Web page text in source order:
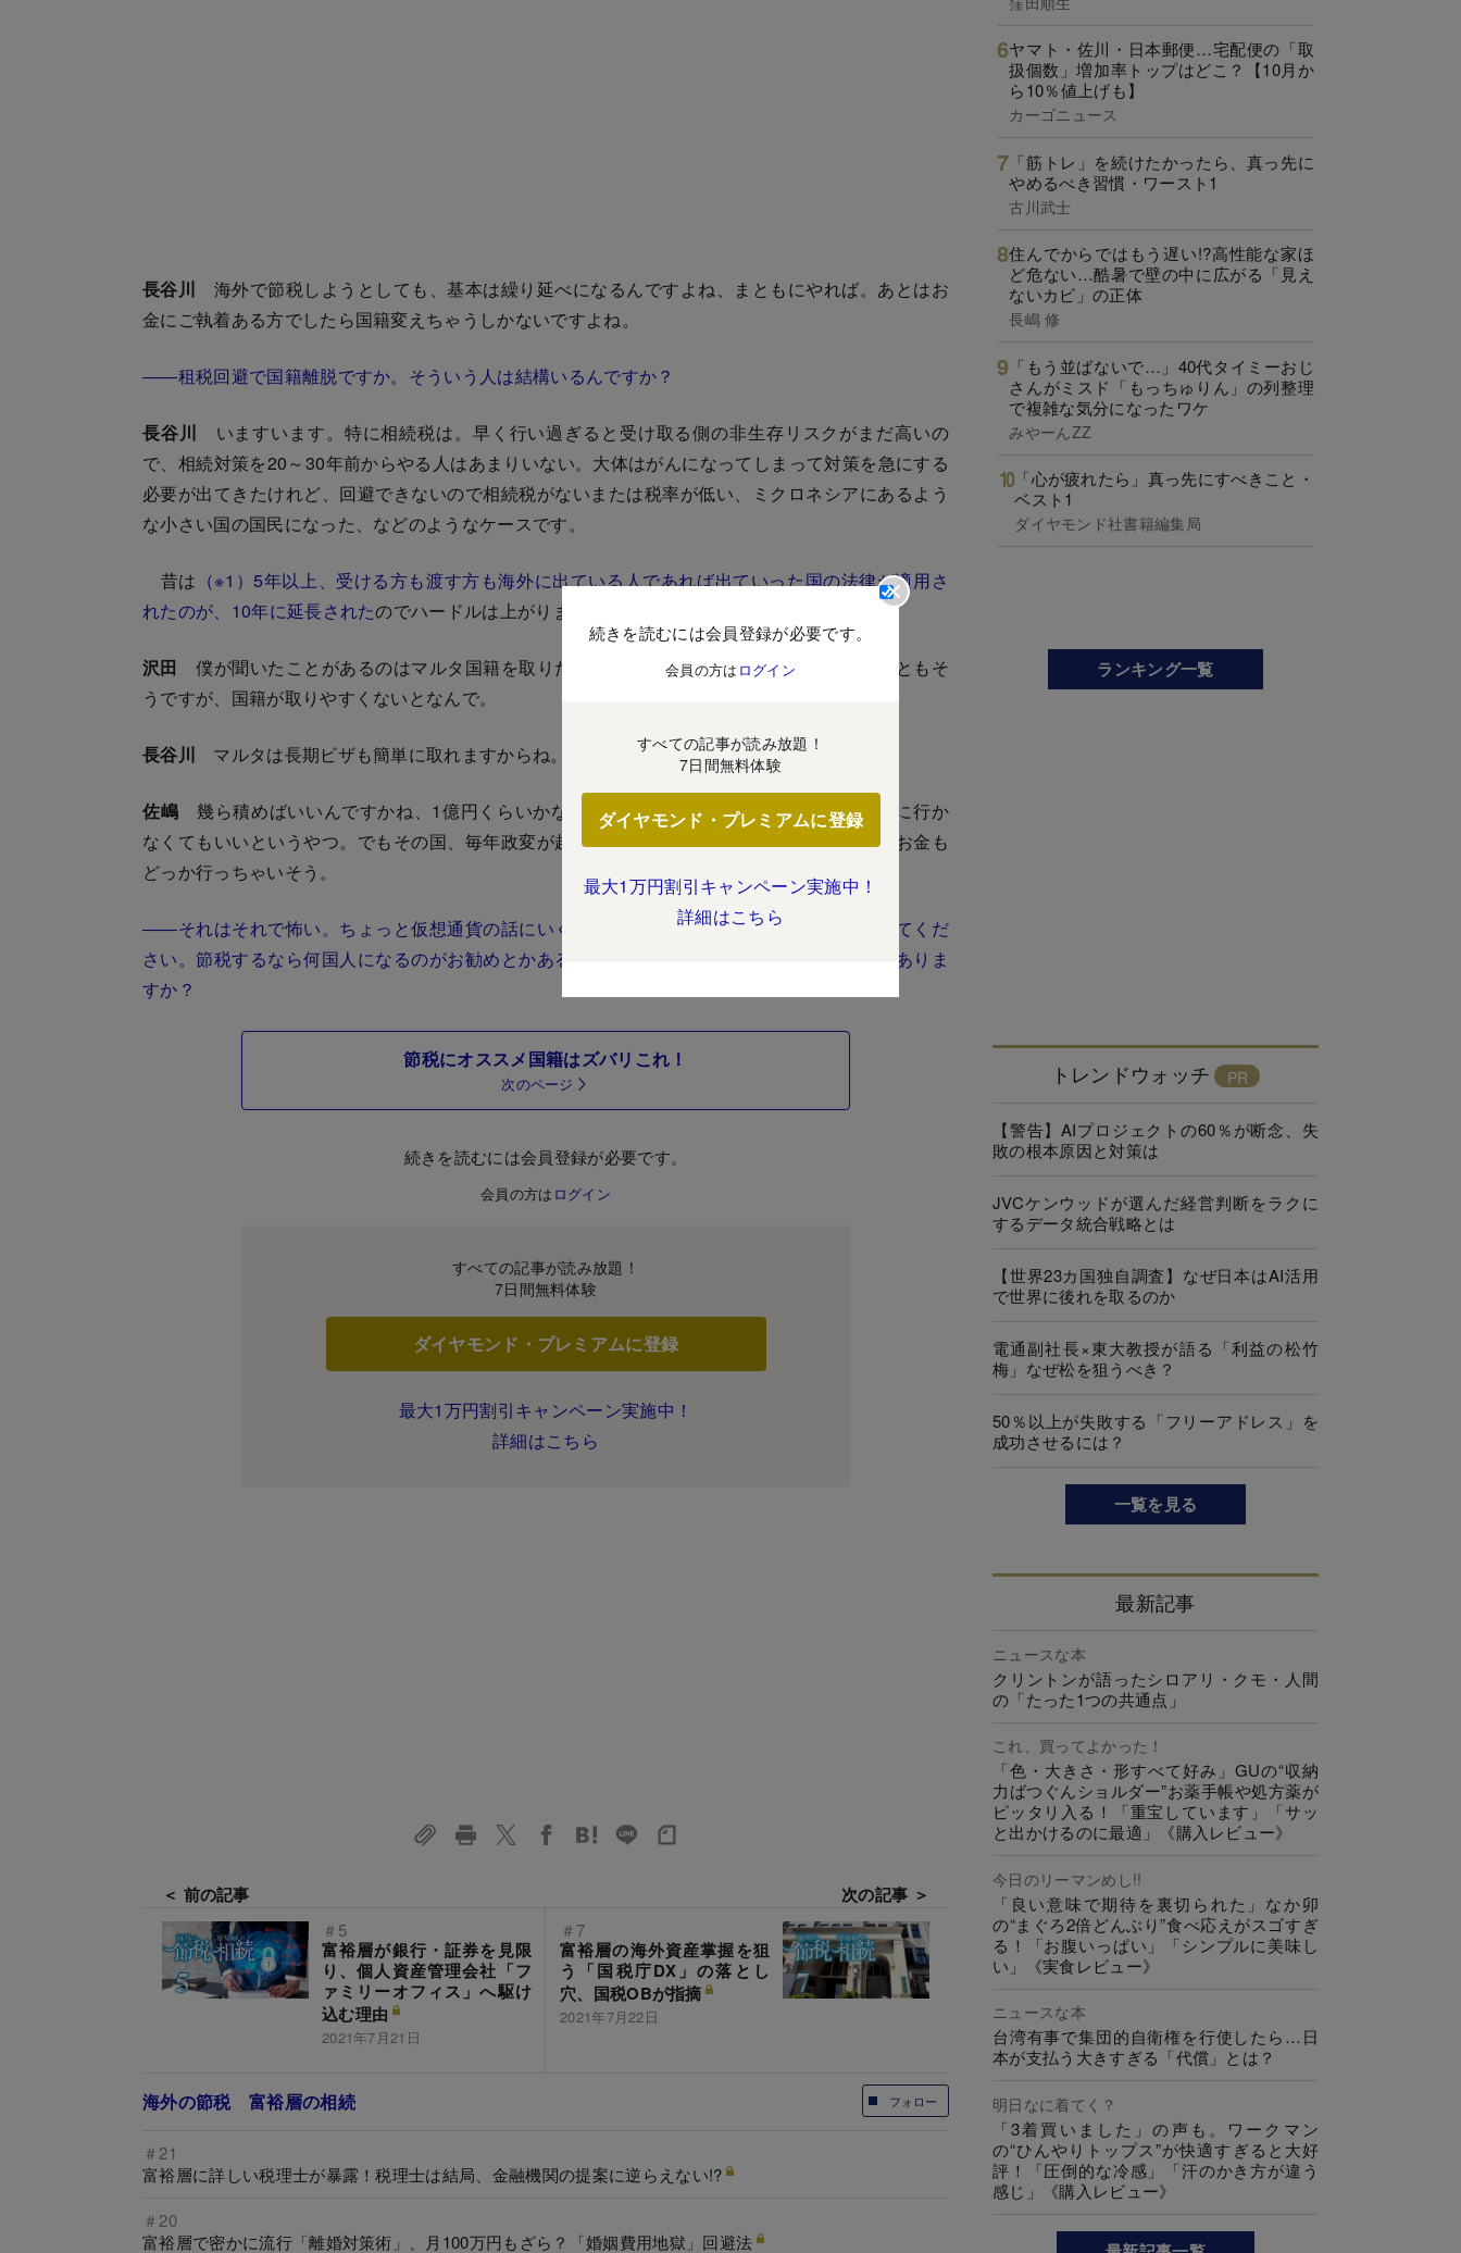
長谷川 海外で節税しようとしても、基本は繰り延べになるんですよね、まともにやれば。あとはお
金にご執着ある方でしたら国籍変えちゃうしかないですよね。
――租税回避で国籍離脱ですか。そういう人は結構いるんですか？
長谷川 いますいます。特に相続税は。早く行い過ぎると受け取る側の非生存リスクがまだ高いの
で、相続対策を20～30年前からやる人はあまりいない。大体はがんになってしまって対策を急にする
必要が出てきたけれど、回避できないので相続税がないまたは税率が低い、ミクロネシアにあるよう
な小さい国の国民になった、などのようなケースです。
昔は （※1）5年以上、受ける方も渡す方も海外に出ている人であれば出ていった国の法律が適用さ
れたのが、10年に延長されたのでハードルは上がりましたけれどね。
沢田
僕が聞いたことがあるのはマルタ国籍を取りたいって人ですね。相続税がかからないこともそ
うですが、国籍が取りやすくないとなんで。
長谷川 マルタは長期ビザも簡単に取れますからね。
佐嶋 幾ら積めばいいんですかね、1億円くらいかな。一番安いのはアフリカのどっかで本国に行か
なくてもいいというやつ。でもその国、毎年政変が起きるとかいう超危ない国で（笑）入れたお金も
どっか行っちゃいそう。
――それはそれで怖い。ちょっと仮想通貨の話にいく前に、国籍離脱の話をもっと詳しく教えてくだ
さい。節税するなら何国人になるのがお勧めとかあるんでしょうか？国籍を取得しやすい国はありま
すか？
節税にオススメ国籍はズバリこれ！
次のページ
続きを読むには会員登録が必要です。
会員の方は ログイン
すべての記事が読み放題！
7日間無料体験
ダイヤモンド・プレミアムに登録
最大1万円割引キャンペーン実施中！
詳細はこちら
続きを読むには会員登録が必要です。
会員の方は ログイン
すべての記事が読み放題！
7日間無料体験
ダイヤモンド・プレミアムに登録
最大1万円割引キャンペーン実施中！
詳細はこちら
＜ 前の記事
＃5
富裕層が銀行・証券を見限
り、個人資産管理会社「フ
ァミリーオフィス」へ駆け
込む理由
2021年7月21日
次の記事 ＞
＃7
富裕層の海外資産掌握を狙
う「国税庁DX」の落とし
穴、国税OBが指摘
2021年7月22日
フォロー
海外の節税 富裕層の相続
＃21
富裕層に詳しい税理士が暴露！税理士は結局、金融機関の提案に逆らえない!?
＃20
富裕層で密かに流行「離婚対策術」、月100万円もざら？「婚姻費用地獄」回避法
ヤマト・佐川・日本郵便…宅配便の「取
扱個数」増加率トップはどこ？【10月か
ら10％値上げも】
カーゴニュース
「筋トレ」を続けたかったら、真っ先に
やめるべき習慣・ワースト1
古川武士
住んでからではもう遅い!?高性能な家ほ
ど危ない…酷暑で壁の中に広がる「見え
ないカビ」の正体
長嶋 修
「もう並ばないで…」40代タイミーおじ
さんがミスド「もっちゅりん」の列整理
で複雑な気分になったワケ
みやーんZZ
「心が疲れたら」真っ先にすべきこと・
ベスト1
ダイヤモンド社書籍編集局
ランキング一覧
トレンドウォッチ
【警告】AIプロジェクトの60％が断念、失
敗の根本原因と対策は
JVCケンウッドが選んだ経営判断をラクに
するデータ統合戦略とは
【世界23カ国独自調査】なぜ日本はAI活用
で世界に後れを取るのか
電通副社長×東大教授が語る「利益の松竹
梅」なぜ松を狙うべき？
50％以上が失敗する「フリーアドレス」を
成功させるには？
一覧を見る
最新記事
ニュースな本
クリントンが語ったシロアリ・クモ・人間
の「たった1つの共通点」
これ、買ってよかった！
「色・大きさ・形すべて好み」GUの“収納
力ばつぐんショルダー”お薬手帳や処方薬が
ピッタリ入る！「重宝しています」「サッ
と出かけるのに最適」《購入レビュー》
今日のリーマンめし!!
「良い意味で期待を裏切られた」なか卯
の“まぐろ2倍どんぶり”食べ応えがスゴすぎ
る！「お腹いっぱい」「シンプルに美味し
い」《実食レビュー》
ニュースな本
台湾有事で集団的自衛権を行使したら…日
本が支払う大きすぎる「代償」とは？
明日なに着てく？
「3着買いました」の声も。ワークマン
の“ひんやりトップス”が快適すぎると大好
評！「圧倒的な冷感」「汗のかき方が違う
感じ」《購入レビュー》